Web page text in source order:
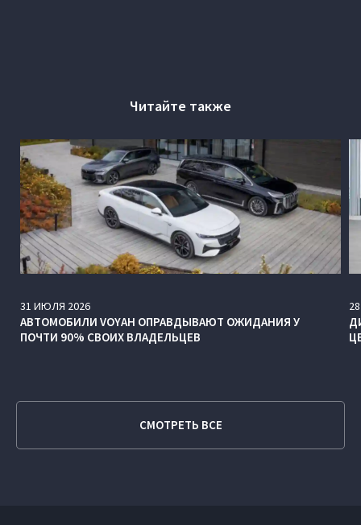
Читайте также
31 ИЮЛЯ 2026
АВТОМОБИЛИ VOYAH ОПРАВДЫВАЮТ ОЖИДАНИЯ У
ПОЧТИ 90% СВОИХ ВЛАДЕЛЬЦЕВ
28
СМОТРЕТЬ ВСЕ